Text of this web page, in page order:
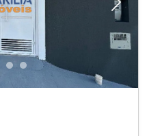
Next